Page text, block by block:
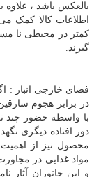
بالعکس باشد ، علاوه
اطلاعات کالا کمک
کمتر در محیطی نا
گیرند.
فضای خارجی انبار :
در برابر هجوم
با واسطه حضور چند
دور افتاده دیگری
محصول نیز از اهمیت
مواد غذایی در
و این جانوران آثار